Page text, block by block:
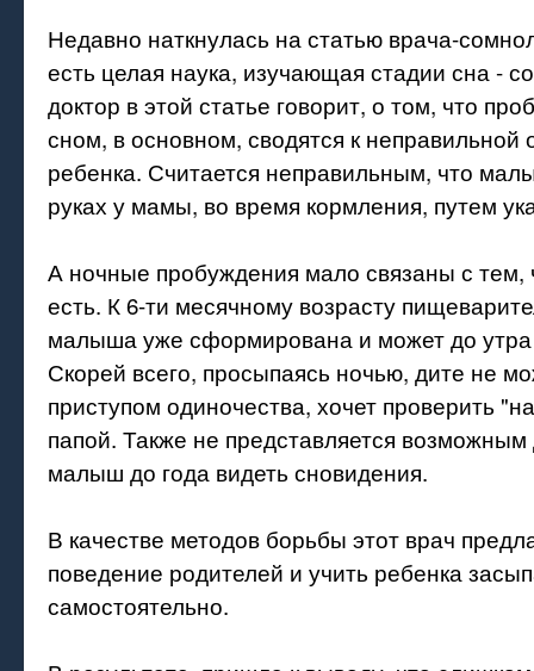
Недавно наткнулась на статью врача-
есть целая наука, изучающая стадии сна -
доктор в этой статье говорит, о том, что
сном, в основном, сводятся к неправильной
ребенка. Считается неправильным, что
руках у мамы, во время кормления, путем
А ночные пробуждения мало связаны с тем,
есть. К 6-ти месячному возрасту
малыша уже сформирована и может до
Скорей всего, просыпаясь ночью, дите не
приступом одиночества, хочет проверить
папой. Также не представляется
малыш до года видеть сновидения.
В качестве методов борьбы этот врач
поведение родителей и учить ребенка
самостоятельно.